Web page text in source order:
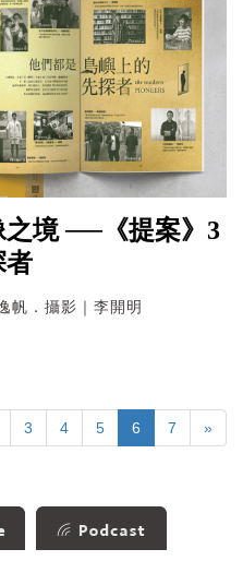
境 ──《提案》3
者
帆．攝影｜李開明
3 4 5 6 7 »